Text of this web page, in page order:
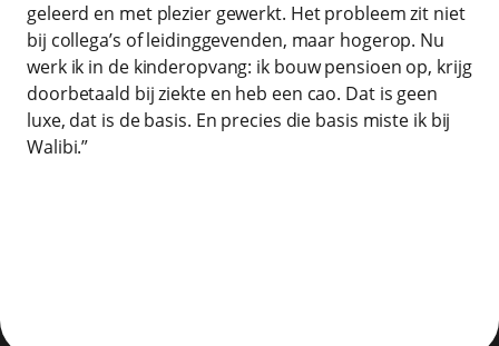
geleerd en met plezier gewerkt. Het probleem zit niet
bij collega’s of leidinggevenden, maar hogerop. Nu
werk ik in de kinderopvang: ik bouw pensioen op, krijg
doorbetaald bij ziekte en heb een cao. Dat is geen
luxe, dat is de basis. En precies die basis miste ik bij
Walibi.”